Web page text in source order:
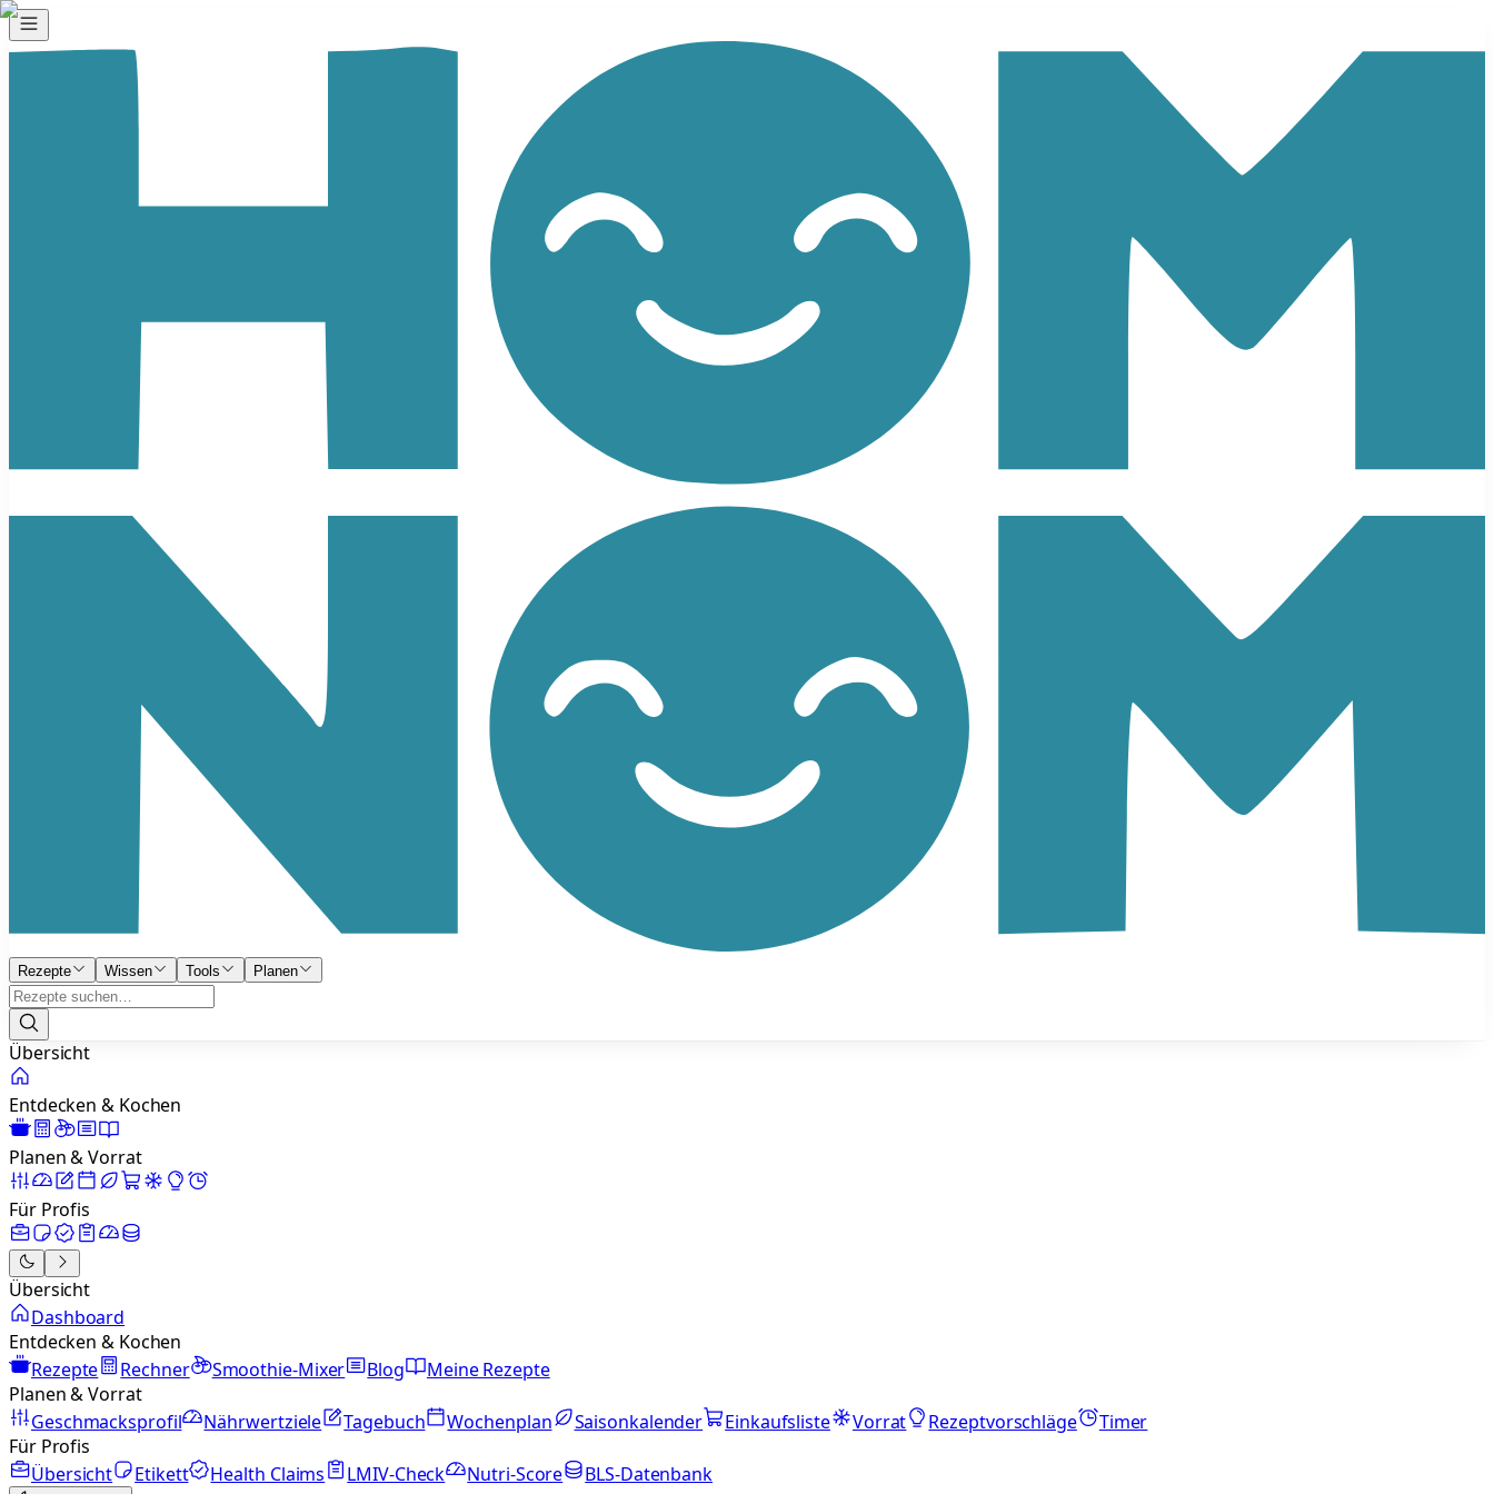
Rezepte Wissen Tools Planen
Übersicht
Entdecken & Kochen
Planen & Vorrat
Für Profis
Übersicht
Dashboard
Entdecken & Kochen
Rezepte
Rechner Smoothie-Mixer Blog
Meine Rezepte
Planen & Vorrat
Geschmacksprofil
Nährwertziele Tagebuch Wochenplan Saisonkalender Einkaufsliste Vorrat Rezeptvorschläge
Timer
Für Profis
Übersicht
Etikett Health Claims LMIV-Check Nutri-Score BLS-Datenbank